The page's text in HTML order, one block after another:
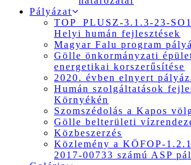
Pályázat
TOP_PLUSZ-3.1.3-23-
Helyi humán fejlesztések
Magyar Falu program
Gölle önkormányzati
energetikai korszerűsítése
2020. évben elnyert
Humán szolgáltatások
Környékén
Szomszédolás a Kapos
Gölle belterületi
Közbeszerzés
Közlemény a KÖFOP-
2017-00733 számú ASP